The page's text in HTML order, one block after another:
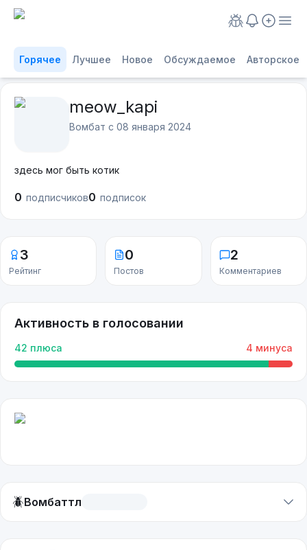
Горячее Лучшее Новое Обсуждаемое Авторское
meow_kapi
Вомбат с 08 января 2024
здесь мог быть котик
0 подписчиков0 подписок
3
Рейтинг
0
Постов
2
Комментариев
Активность в голосовании
42 плюса 4 минуса
🪲Вомбаттл